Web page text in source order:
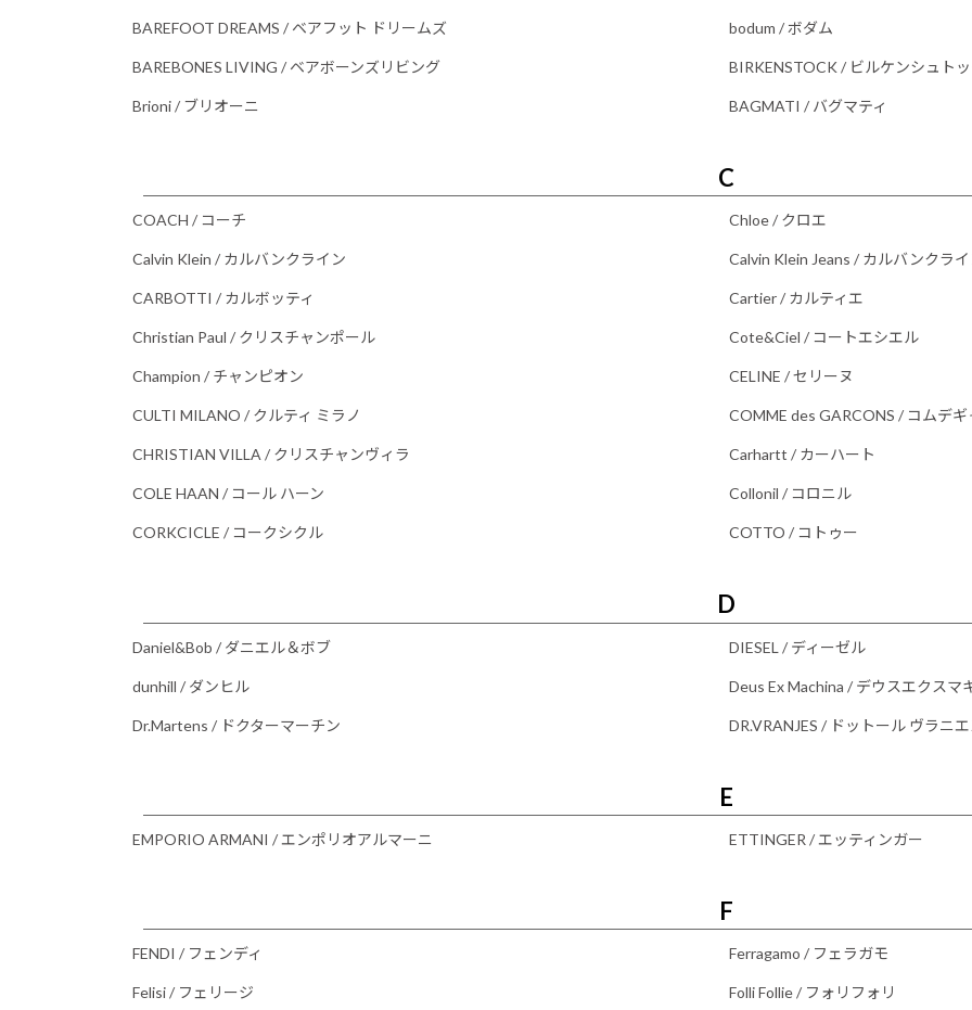
BAREFOOT DREAMS / ベアフット ドリームズ bodum / ボダム
BAREBONES LIVING / ベアボーンズリビング BIRKENSTOCK / ビルケンシュトッ
Brioni / ブリオーニ BAGMATI / バグマティ
C
COACH / コーチ Chloe / クロエ
Calvin Klein / カルバンクライン Calvin Klein Jeans / カルバンクラ
CARBOTTI / カルボッティ Cartier / カルティエ
Christian Paul / クリスチャンポール Cote&Ciel / コートエシエル
Champion / チャンピオン CELINE / セリーヌ
CULTI MILANO / クルティ ミラノ COMME des GARCONS / コムデギ
CHRISTIAN VILLA / クリスチャンヴィラ Carhartt / カーハート
COLE HAAN / コール ハーン Collonil / コロニル
CORKCICLE / コークシクル COTTO / コトゥー
D
Daniel&Bob / ダニエル＆ボブ DIESEL / ディーゼル
dunhill / ダンヒル Deus Ex Machina / デウスエクスマ
Dr.Martens / ドクターマーチン DR.VRANJES / ドットール ヴラニエ
E
EMPORIO ARMANI / エンポリオアルマーニ ETTINGER / エッティンガー
F
FENDI / フェンディ Ferragamo / フェラガモ
Felisi / フェリージ Folli Follie / フォリフォリ